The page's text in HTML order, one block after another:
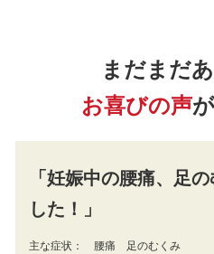
まだまだ
お喜びの声が
「妊娠中の腰痛、足
した！」
主な症状： 腰痛 足のむくみ